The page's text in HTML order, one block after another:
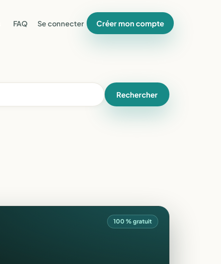
FAQ Se connecter Créer mon compte
Rechercher
100 % gratuit